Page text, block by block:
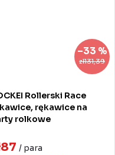
zł131,39
–33 %
Rollerski Race
rękawice na
rolkowe
/ para